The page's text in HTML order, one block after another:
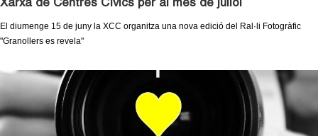
Xarxa de Centres Cívics per al mes de juliol
El diumenge 15 de juny la XCC organitza una nova edició del Ral·li Fotogràfic
"Granollers es revela"